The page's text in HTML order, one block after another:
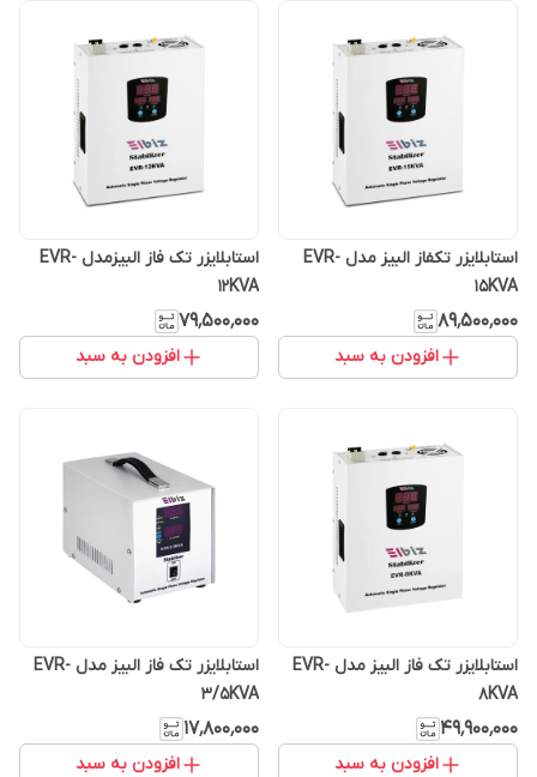
استابلایزر تکفاز البیز مدل EVR-
15KVA
۸۹٬۵۰۰٬۰۰۰
افزودن به سبد
استابلایزر تک فاز البیزمدل EVR-
12KVA
۷۹٬۵۰۰٬۰۰۰
افزودن به سبد
استابلایزر تک فاز البیز مدل EVR-
8KVA
۴۹٬۹۰۰٬۰۰۰
افزودن به سبد
استابلایزر تک فاز البیز مدل EVR-
3/5KVA
۱۷٬۸۰۰٬۰۰۰
افزودن به سبد